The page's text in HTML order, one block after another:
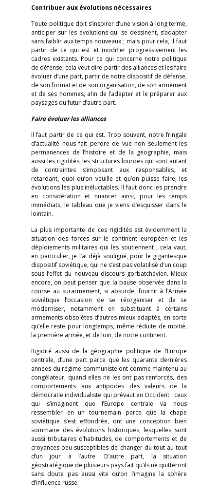
Contribuer aux évolutions nécessaires
Toute politique doit s’inspirer d’une vision à long terme,
anticiper sur les évolutions qui se dessinent, s’adapter
sans faiblir aux temps nouveaux ; mais pour cela, il faut
partir de ce qui est et modifier progressivement les
cadres existants. Pour ce qui concerne notre politique
de défense, cela veut dire partir des alliances et les faire
évoluer d’une part, partir de notre dispositif de défense,
de son format et de son organisation, de son armement
et de ses hommes, afin de l’adapter et le préparer aux
paysages du futur d’autre part.
Faire évoluer les alliances
Il faut partir de ce qui est. Trop souvent, notre fringale
d’actualité nous fait perdre de vue non seulement les
permanences de l’histoire et de la géographie, mais
aussi les rigidités, les structures lourdes qui sont autant
de contraintes s’imposant aux responsables, et
retardant, quoi qu’on veuille et qu’on puisse faire, les
évolutions les plus inéluctables. Il faut donc les prendre
en considération et nuancer ainsi, pour les temps
immédiats, le tableau que je viens d’esquisser dans le
lointain.
La plus importante de ces rigidités est évidemment la
situation des forces sur le continent européen et les
déploiements militaires qui les soutiennent ; cela vaut,
en particulier, je l’ai déjà souligné, pour le gigantesque
dispositif soviétique, qui ne s’est pas volatilisé d’un coup
sous l’effet du nouveau discours gorbatchévien. Mieux
encore, on peut penser que la pause observée dans la
course au surarmement, si absurde, fournit à l’Armée
soviétique l’occasion de se réorganiser et de se
moderniser, notamment en substituant à certains
armements obsolètes d’autres mieux adaptés, en sorte
qu’elle reste pour longtemps, même réduite de moitié,
la première armée, et de loin, de notre continent.
Rigidité aussi de la géographie politique de l’Europe
centrale, d’une part parce que les quarante dernières
années du régime communiste ont comme maintenu au
congélateur, quand elles ne les ont pas renforcés, des
comportements aux antipodes des valeurs de la
démocratie individualiste qui prévaut en Occident : ceux
qui s’imaginent que l’Europe centrale va nous
ressembler en un tournemain parce que la chape
soviétique s’est effondrée, ont une conception bien
sommaire des évolutions historiques, lesquelles sont
aussi tributaires d’habitudes, de comportements et de
croyances peu susceptibles de changer du tout au tout
d’un jour à l’autre. D’autre part, la situation
géostratégique de plusieurs pays fait qu’ils ne quitteront
sans doute pas aussi vite qu’on l’imagine la sphère
d’influence russe.